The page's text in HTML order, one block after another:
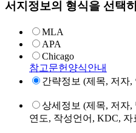
서지정보의 형식을 선택
MLA
APA
Chicago
참고문헌양식안내
간략정보 (제목, 저자,
상세정보 (제목, 저자,
연도, 작성언어, KDC,